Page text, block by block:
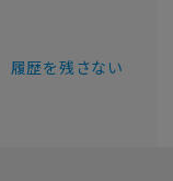
履歴を残さない